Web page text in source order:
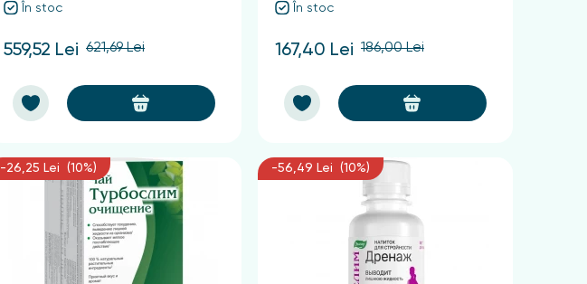
În stoc
559,52 Lei 621,69 Lei
În stoc
167,40 Lei 186,00 Lei
-26,25 Lei (10%) -56,49 Lei (10%)